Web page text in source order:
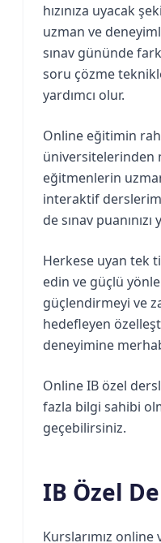
hızınıza uyacak
uzman ve
sınav gününde
soru çözme
yardımcı olur.
Online eğitimin
üniversitelerinden
eğitmenlerin
interaktif
de sınav
Herkese uyan tek
edin ve güçlü
güçlendirmeyi ve
hedefleyen
deneyimine
Online IB özel
fazla bilgi sahibi
geçebilirsiniz.
IB Özel
Kurslarımız